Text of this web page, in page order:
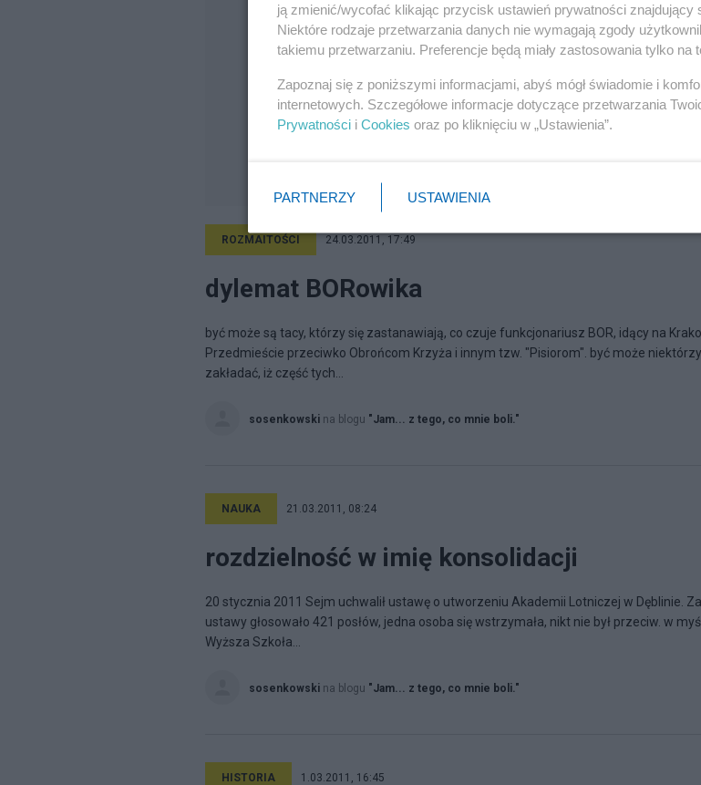
ROZMAITOŚCI 24.03.2011, 17:49
dylemat BORowika
być może są tacy, którzy się zastanawiają, co czuje funkcjonariusz BOR, idący na
Przedmieście przeciwko Obrońcom Krzyża i innym tzw. "Pisiorom". być może
zakładać, iż część tych...
sosenkowski na blogu "Jam... z tego, co mnie boli."
NAUKA 21.03.2011, 08:24
rozdzielność w imię konsolidacji
20 stycznia 2011 Sejm uchwalił ustawę o utworzeniu Akademii Lotniczej w Dęblinie.
ustawy głosowało 421 posłów, jedna osoba się wstrzymała, nikt nie był przeciw. w
Wyższa Szkoła...
sosenkowski na blogu "Jam... z tego, co mnie boli."
HISTORIA 1.03.2011, 16:45
ją zmienić/wycofać klikając przycisk ustawień prywatności znajdujący
Niektóre rodzaje przetwarzania danych nie wymagają zgody
takiemu przetwarzaniu. Preferencje będą miały zastosowania tylko na
Zapoznaj się z poniższymi informacjami, abyś mógł świadomie i
internetowych. Szczegółowe informacje dotyczące przetwarzania
Prywatności i Cookies oraz po kliknięciu w „Ustawienia”.
PARTNERZY USTAWIENIA